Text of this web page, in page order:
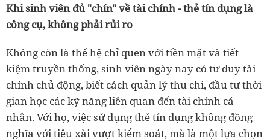
Khi sinh viên đủ "chín" về tài chính - thẻ tín dụng là
công cụ, không phải rủi ro
Không còn là thế hệ chỉ quen với tiền mặt và tiết
kiệm truyền thống, sinh viên ngày nay có tư duy tài
chính chủ động, biết cách quản lý thu chi, đầu tư thời
gian học các kỹ năng liên quan đến tài chính cá
nhân. Với họ, việc sử dụng thẻ tín dụng không đồng
nghĩa với tiêu xài vượt kiểm soát, mà là một lựa chọn